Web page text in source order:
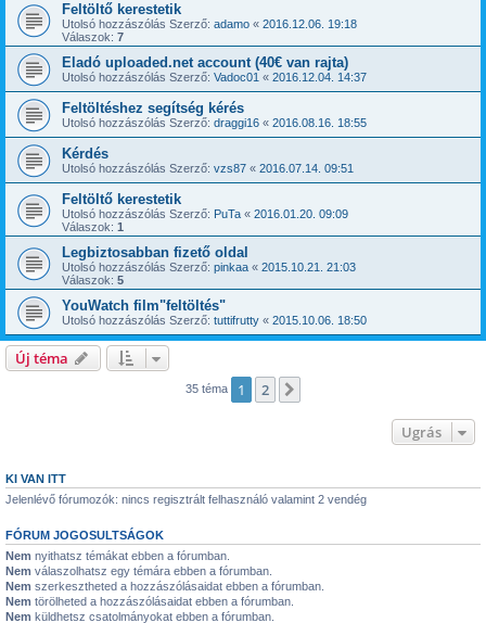
Feltöltő kerestetik
Utolsó hozzászólás Szerző: adamo « 2016.12.06. 19:18
Válaszok: 7
Eladó uploaded.net account (40€ van rajta)
Utolsó hozzászólás Szerző: Vadoc01 « 2016.12.04. 14:37
Feltöltéshez segítség kérés
Utolsó hozzászólás Szerző: draggi16 « 2016.08.16. 18:55
Kérdés
Utolsó hozzászólás Szerző: vzs87 « 2016.07.14. 09:51
Feltöltő kerestetik
Utolsó hozzászólás Szerző: PuTa « 2016.01.20. 09:09
Válaszok: 1
Legbiztosabban fizető oldal
Utolsó hozzászólás Szerző: pinkaa « 2015.10.21. 21:03
Válaszok: 5
YouWatch film"feltöltés"
Utolsó hozzászólás Szerző: tuttifrutty « 2015.10.06. 18:50
Új téma
35 téma 1 2
Ugrás
KI VAN ITT
Jelenlévő fórumozók: nincs regisztrált felhasználó valamint 2 vendég
FÓRUM JOGOSULTSÁGOK
Nem nyithatsz témákat ebben a fórumban.
Nem válaszolhatsz egy témára ebben a fórumban.
Nem szerkesztheted a hozzászólásaidat ebben a fórumban.
Nem törölheted a hozzászólásaidat ebben a fórumban.
Nem küldhetsz csatolmányokat ebben a fórumban.